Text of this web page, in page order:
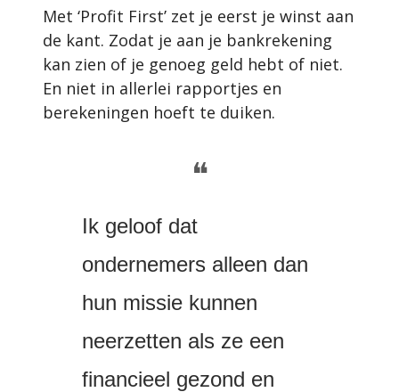
Met ‘Profit First’ zet je eerst je winst aan
de kant. Zodat je aan je bankrekening
kan zien of je genoeg geld hebt of niet.
En niet in allerlei rapportjes en
berekeningen hoeft te duiken.
❝
Ik geloof dat
ondernemers alleen dan
hun missie kunnen
neerzetten als ze een
financieel gezond en